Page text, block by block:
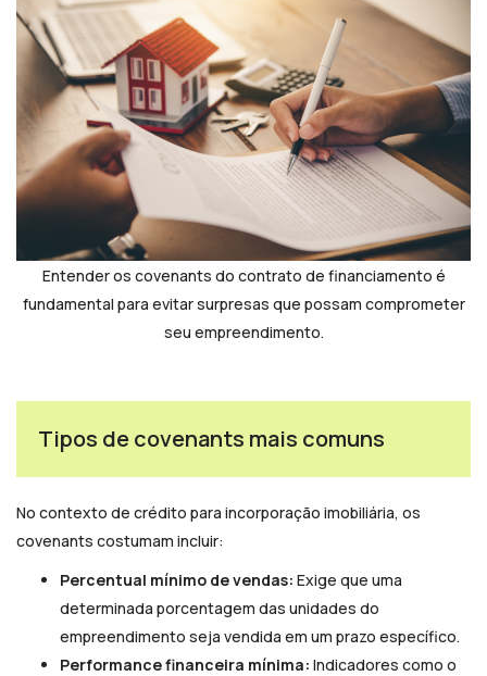
Entender os covenants do contrato de financiamento é
fundamental para evitar surpresas que possam comprometer
seu empreendimento.
Tipos de covenants mais comuns
No contexto de crédito para incorporação imobiliária, os
covenants costumam incluir:
Percentual mínimo de vendas: Exige que uma
determinada porcentagem das unidades do
empreendimento seja vendida em um prazo específico.
Performance financeira mínima: Indicadores como o